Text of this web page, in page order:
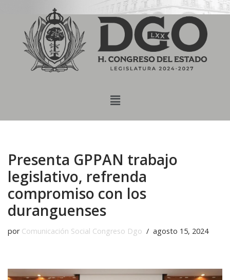
Saltar
contenido
Presenta GPPAN trabajo
legislativo, refrenda
compromiso con los
duranguenses
por Comunicación Social Congreso Dgo agosto 15, 2024